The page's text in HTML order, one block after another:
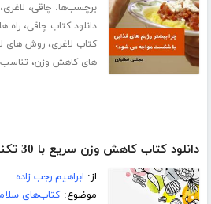
برچسب‌ها: چاقی، لاغری
دانلود کتاب چاقی،راه
کتاب لاغری،روش های
های کاهش وزن، تناسب
دانلود کتاب کاهش وزن سریع با 30 تکنیک طلایی
از: ابراهیم رجب زاده
موضوع:کتاب‌های